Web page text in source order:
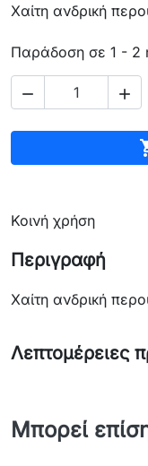
Χαίτη ανδρική
Παράδοση σε 1 - 2
 
Κοινή χρήση
Περιγραφή
Χαίτη ανδρική
Λεπτομέρειες
Μπορεί